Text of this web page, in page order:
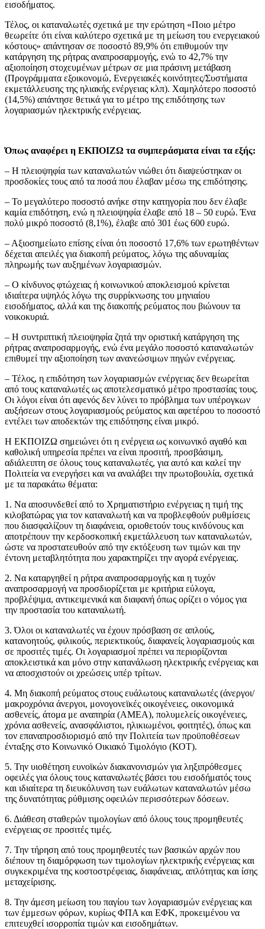
εισοδήματος.
Τέλος, οι καταναλωτές σχετικά με την ερώτηση «Ποιο μέτρο
θεωρείτε ότι είναι καλύτερο σχετικά με τη μείωση του ενεργειακού
κόστους» απάντησαν σε ποσοστό 89,9% ότι επιθυμούν την
κατάργηση της ρήτρας αναπροσαρμογής, ενώ το 42,7% την
αξιοποίηση στοχευμένων μέτρων σε μια πράσινη μετάβαση
(Προγράμματα εξοικονομώ, Ενεργειακές κοινότητες/Συστήματα
εκμετάλλευσης της ηλιακής ενέργειας κλπ). Χαμηλότερο ποσοστό
(14,5%) απάντησε θετικά για το μέτρο της επιδότησης των
λογαριασμών ηλεκτρικής ενέργειας.
Όπως αναφέρει η ΕΚΠΟΙΖΩ τα συμπεράσματα είναι τα εξής:
– Η πλειοψηφία των καταναλωτών νιώθει ότι διαψεύστηκαν οι
προσδοκίες τους από τα ποσά που έλαβαν μέσω της επιδότησης.
– Το μεγαλύτερο ποσοστό ανήκε στην κατηγορία που δεν έλαβε
καμία επιδότηση, ενώ η πλειοψηφία έλαβε από 18 – 50 ευρώ. Ένα
πολύ μικρό ποσοστό (8,1%), έλαβε από 301 έως 600 ευρώ.
– Αξιοσημείωτο επίσης είναι ότι ποσοστό 17,6% των ερωτηθέντων
δέχεται απειλές για διακοπή ρεύματος, λόγω της αδυναμίας
πληρωμής των αυξημένων λογαριασμών.
– Ο κίνδυνος φτώχειας ή κοινωνικού αποκλεισμού κρίνεται
ιδιαίτερα υψηλός λόγω της συρρίκνωσης του μηνιαίου
εισοδήματος, αλλά και της διακοπής ρεύματος που βιώνουν τα
νοικοκυριά.
– Η συντριπτική πλειοψηφία ζητά την οριστική κατάργηση της
ρήτρας αναπροσαρμογής, ενώ ένα μεγάλο ποσοστό καταναλωτών
επιθυμεί την αξιοποίηση των ανανεώσιμων πηγών ενέργειας.
– Τέλος, η επιδότηση των λογαριασμών ενέργειας δεν θεωρείται
από τους καταναλωτές ως αποτελεσματικό μέτρο προστασίας τους.
Οι λόγοι είναι ότι αφενός δεν λύνει το πρόβλημα των υπέρογκων
αυξήσεων στους λογαριασμούς ρεύματος και αφετέρου το ποσοστό
εντέλει των αποδεκτών της επιδότησης είναι μικρό.
Η ΕΚΠΟΙΖΩ σημειώνει ότι η ενέργεια ως κοινωνικό αγαθό και
καθολική υπηρεσία πρέπει να είναι προσιτή, προσβάσιμη,
αδιάλειπτη σε όλους τους καταναλωτές, για αυτό και καλεί την
Πολιτεία να ενεργήσει και να αναλάβει την πρωτοβουλία, σχετικά
με τα παρακάτω θέματα:
1. Να αποσυνδεθεί από το Χρηματιστήριο ενέργειας η τιμή της
κιλοβατώρας για τον καταναλωτή και να προβλεφθούν ρυθμίσεις
που διασφαλίζουν τη διαφάνεια, οριοθετούν τους κινδύνους και
αποτρέπουν την κερδοσκοπική εκμετάλλευση των καταναλωτών,
ώστε να προστατευθούν από την εκτόξευση των τιμών και την
έντονη μεταβλητότητα που χαρακτηρίζει την αγορά ενέργειας.
2. Να καταργηθεί η ρήτρα αναπροσαρμογής και η τυχόν
αναπροσαρμογή να προσδιορίζεται με κριτήρια εύλογα,
προβλέψιμα, αντικειμενικά και διαφανή όπως ορίζει ο νόμος για
την προστασία του καταναλωτή.
3. Όλοι οι καταναλωτές να έχουν πρόσβαση σε απλούς,
κατανοητούς, φιλικούς, περιεκτικούς, διαφανείς λογαριασμούς και
σε προσιτές τιμές. Οι λογαριασμοί πρέπει να περιορίζονται
αποκλειστικά και μόνο στην κατανάλωση ηλεκτρικής ενέργειας και
να αποσχιστούν οι χρεώσεις υπέρ τρίτων.
4. Μη διακοπή ρεύματος στους ευάλωτους καταναλωτές (άνεργοι/
μακροχρόνια άνεργοι, μονογονεϊκές οικογένειες, οικονομικά
ασθενείς, άτομα με αναπηρία (ΑMEA), πολυμελείς οικογένειες,
χρόνια ασθενείς, ανασφάλιστοι, ηλικιωμένοι, φοιτητές), όπως και
τον επαναπροσδιορισμό από την Πολιτεία των προϋποθέσεων
ένταξης στο Κοινωνικό Οικιακό Τιμολόγιο (ΚΟΤ).
5. Την υιοθέτηση ευνοϊκών διακανονισμών για ληξιπρόθεσμες
οφειλές για όλους τους καταναλωτές βάσει του εισοδήματός τους
και ιδιαίτερα τη διευκόλυνση των ευάλωτων καταναλωτών μέσω
της δυνατότητας ρύθμισης οφειλών περισσότερων δόσεων.
6. Διάθεση σταθερών τιμολογίων από όλους τους προμηθευτές
ενέργειας σε προσιτές τιμές.
7. Την τήρηση από τους προμηθευτές των βασικών αρχών που
διέπουν τη διαμόρφωση των τιμολογίων ηλεκτρικής ενέργειας και
συγκεκριμένα της κοστοστρέφειας, διαφάνειας, απλότητας και ίσης
μεταχείρισης.
8. Την άμεση μείωση του παγίου των λογαριασμών ενέργειας και
των έμμεσων φόρων, κυρίως ΦΠΑ και ΕΦΚ, προκειμένου να
επιτευχθεί ισορροπία τιμών και εισοδημάτων.